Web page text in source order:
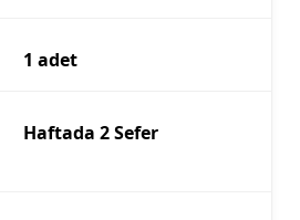
1 adet
Haftada 2 Sefer